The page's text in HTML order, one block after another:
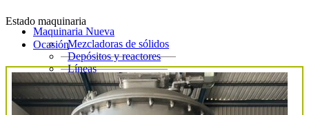
Maquinaria Nueva
Mezcladoras de sólidos
Depósitos y reactores
Líneas
Etiquetadoras
Llenadoras y dosificadoras
Taponadoras
Estado maquinaria
Ocasión